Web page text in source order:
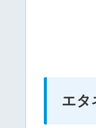
エタ